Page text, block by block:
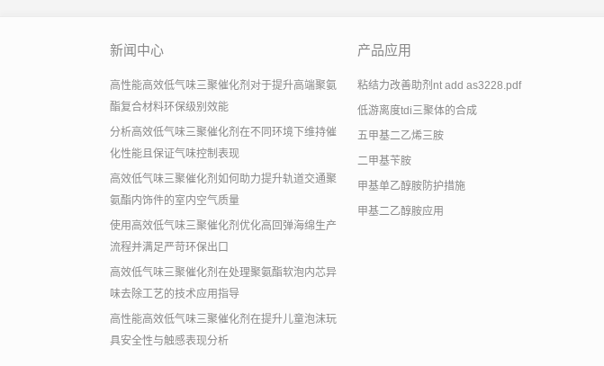
新闻中心
高性能高效低气味三聚催化剂对于提升高端聚氨
酯复合材料环保级别效能
分析高效低气味三聚催化剂在不同环境下维持催
化性能且保证气味控制表现
高效低气味三聚催化剂如何助力提升轨道交通聚
氨酯内饰件的室内空气质量
使用高效低气味三聚催化剂优化高回弹海绵生产
流程并满足严苛环保出口
高效低气味三聚催化剂在处理聚氨酯软泡内芯异
味去除工艺的技术应用指导
高性能高效低气味三聚催化剂在提升儿童泡沫玩
具安全性与触感表现分析
产品应用
粘结力改善助剂nt add as3228.pdf
低游离度tdi三聚体的合成
五甲基二乙烯三胺
二甲基苄胺
甲基单乙醇胺防护措施
甲基二乙醇胺应用